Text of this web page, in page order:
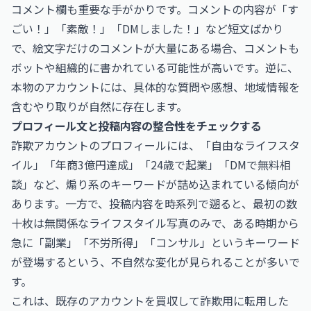
コメント欄も重要な手がかりです。コメントの内容が「す
ごい！」「素敵！」「DMしました！」など短文ばかり
で、絵文字だけのコメントが大量にある場合、コメントも
ボットや組織的に書かれている可能性が高いです。逆に、
本物のアカウントには、具体的な質問や感想、地域情報を
含むやり取りが自然に存在します。
プロフィール文と投稿内容の整合性をチェックする
詐欺アカウントのプロフィールには、「自由なライフスタ
イル」「年商3億円達成」「24歳で起業」「DMで無料相
談」など、煽り系のキーワードが詰め込まれている傾向が
あります。一方で、投稿内容を時系列で遡ると、最初の数
十枚は無関係なライフスタイル写真のみで、ある時期から
急に「副業」「不労所得」「コンサル」というキーワード
が登場するという、不自然な変化が見られることが多いで
す。
これは、既存のアカウントを買収して詐欺用に転用した